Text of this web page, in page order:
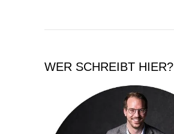
WER SCHREIBT HIER?